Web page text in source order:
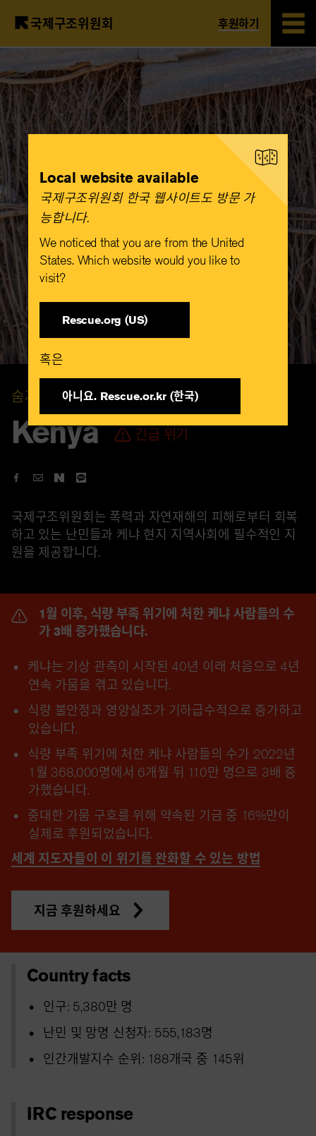
to
main
content
국제구조위원회 후원하기
숨겨진 위기
Kenya 긴급 위기
국제구조위원회는 폭력과 자연재해의 피해로부터 회복
하고 있는 난민들과 케냐 현지 지역사회에 필수적인 지
원을 제공합니다.
1월 이후, 식량 부족 위기에 처한 케냐 사람들의 수
가 3배 증가했습니다.
케냐는 기상 관측이 시작된 40년 이래 처음으로 4년
연속 가뭄을 겪고 있습니다.
식량 불안정과 영양실조가 기하급수적으로 증가하고
있습니다.
식량 부족 위기에 처한 케냐 사람들의 수가 2022년
1월 368,000명에서 6개월 뒤 110만 명으로 3배 증
가했습니다.
중대한 가뭄 구호를 위해 약속된 기금 중 16%만이
실제로 후원되었습니다.
세계 지도자들이 이 위기를 완화할 수 있는 방법
지금 후원하세요
Country facts
인구: 5,380만 명
난민 및 망명 신청자: 555,183명
인간개발지수 순위: 188개국 중 145위
IRC response
Local website available
국제구조위원회 한국 웹사이트도 방문 가
능합니다.​
We noticed that you are from the United
States. Which website would you like to
visit?
Rescue.org (US)
혹은​
아니요. Rescue.or.kr (한국)​